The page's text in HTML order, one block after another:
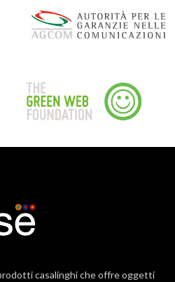
casalinghi che offre oggetti